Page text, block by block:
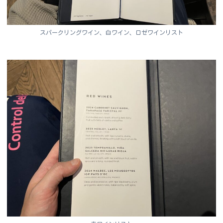
スパークリングワイン、白ワイン、ロゼワインリスト